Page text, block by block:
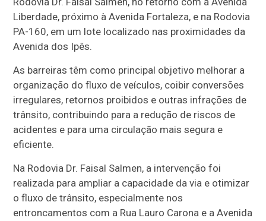
Liberdade, próximo à Avenida Fortaleza, e na Rodovia
PA-160, em um lote localizado nas proximidades da
Avenida dos Ipês.
As barreiras têm como principal objetivo melhorar a
organização do fluxo de veículos, coibir conversões
irregulares, retornos proibidos e outras infrações de
trânsito, contribuindo para a redução de riscos de
acidentes e para uma circulação mais segura e
eficiente.
Na Rodovia Dr. Faisal Salmen, a intervenção foi
realizada para ampliar a capacidade da via e otimizar
o fluxo de trânsito, especialmente nos
entroncamentos com a Rua Lauro Carona e a Avenida